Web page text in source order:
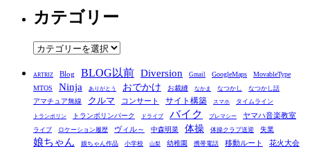
カ
イ
ブ
カテゴリー
カ
ゴ
リ
ー
ARTRIZ Blog BLOG以前 Diversion Gmail GoogleMaps
MovableType
MTOS
Ninja ありがとう おでかけ お裁縫 なかま なつかし なつかし話
アマチュア無線 クルマ コンサート サイト構築 スマホ タイムライン
トランポリン トランポリンパーク ドライブ バイク プレマシー ヤマハ音楽教室
ライブ ロケーション履歴 ヴィル～ 中森明菜 体操 体操クラブ送迎 失業
娘ちゃん 娘ちゃん作品 小学校 山梨 幼稚園 携帯電話 移動ルート 花火大会